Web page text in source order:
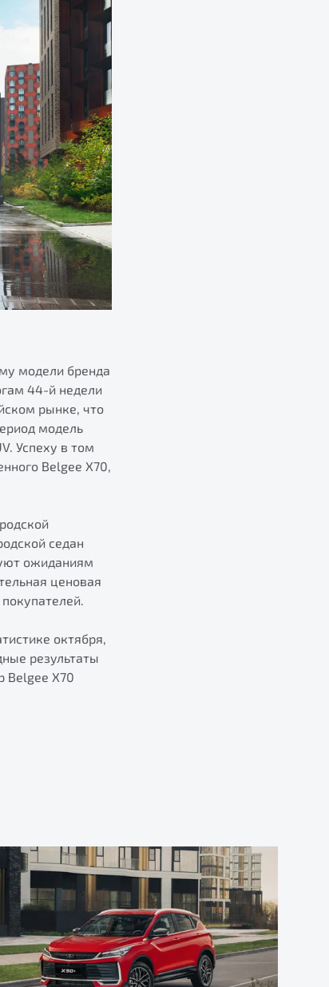
модели бренда
44-й недели
рынке, что
модель
Успеху в том
Belgee X70,
седан
ожиданиям
ценовая
октября,
результаты
Belgee Х70